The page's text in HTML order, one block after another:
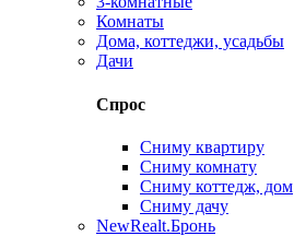
Комнаты
Дома, коттеджи, усадьбы
Дачи
Спрос
Сниму квартиру
Сниму комнату
Сниму коттедж, дом
Сниму дачу
NewRealt.Бронь